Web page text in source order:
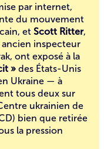
par internet,
du mouvement
et Scott Ritter,
inspecteur
ont exposé à la
» des États-Unis
Ukraine — à
tous deux sur
ukrainien de
bien que retirée
la pression